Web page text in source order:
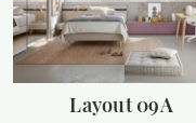
Layout 09A